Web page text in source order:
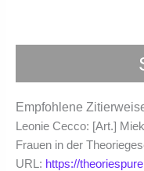
Empfohlene
Leonie Cecco: [Art.]
Frauen in der
URL: https://